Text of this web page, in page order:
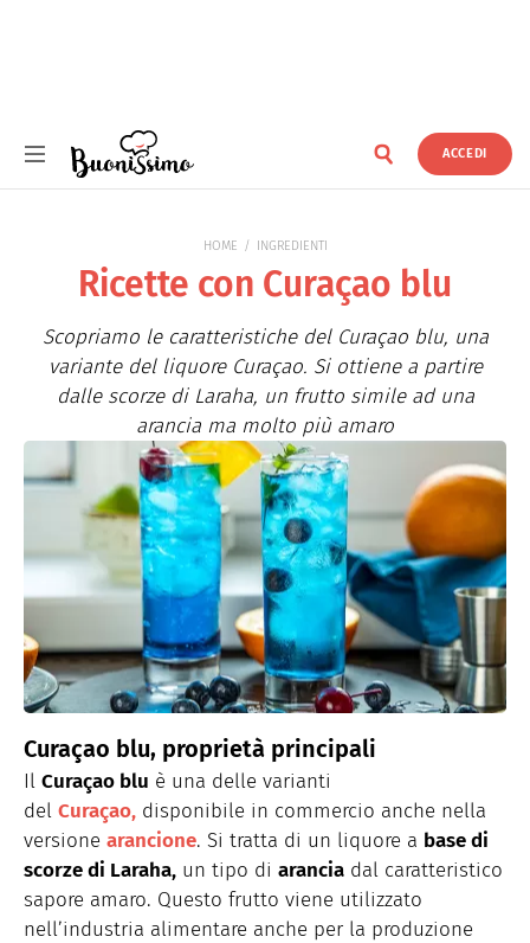
ACCEDI
HOME INGREDIENTI
Ricette con Curaçao blu
Scopriamo le caratteristiche del Curaçao blu, una
variante del liquore Curaçao. Si ottiene a partire
dalle scorze di Laraha, un frutto simile ad una
arancia ma molto più amaro
Curaçao blu, proprietà principali
Il Curaçao blu è una delle varianti
del Curaçao, disponibile in commercio anche nella
versione arancione. Si tratta di un liquore a base di
scorze di Laraha, un tipo di arancia dal caratteristico
sapore amaro. Questo frutto viene utilizzato
nell’industria alimentare anche per la produzione